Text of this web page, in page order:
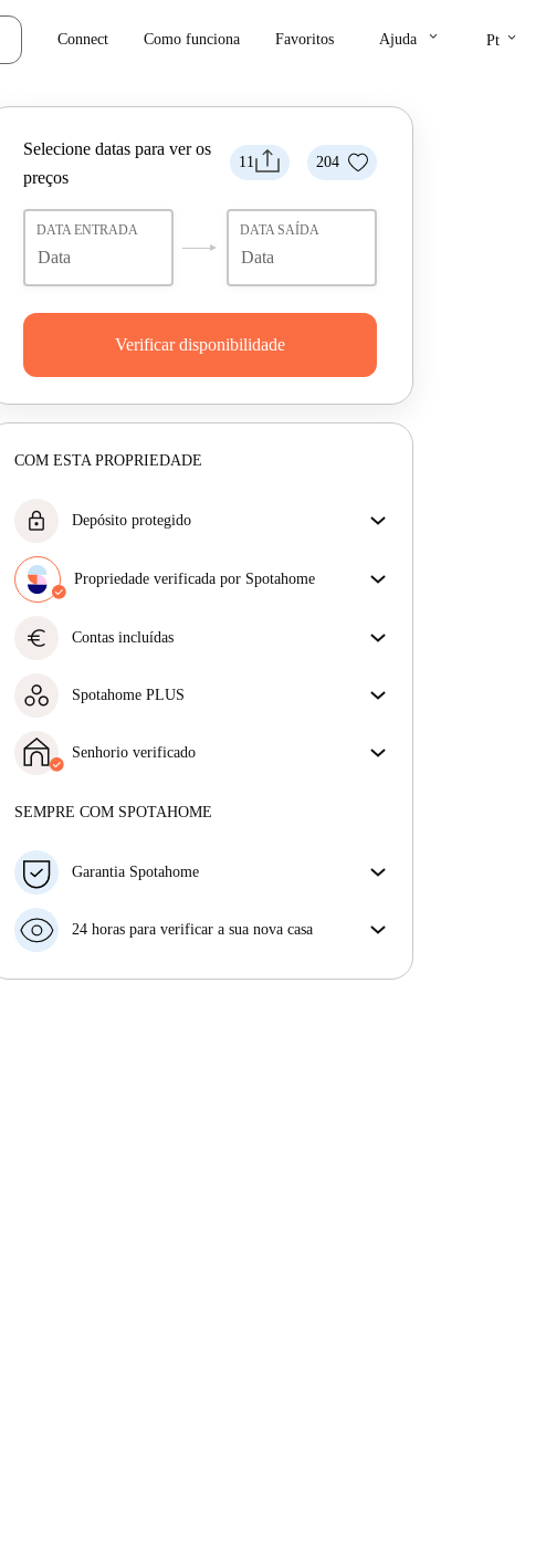
Connect Como funciona Favoritos Ajuda keyboard_arrow_down Pt keyboard_arrow_down
11 204
Selecione datas para ver os
preços
DATA ENTRADA DATA SAÍDA
Verificar disponibilidade
COM ESTA PROPRIEDADE
lock Depósito protegido
devolver o seu depósito, nós vamos fazê-lo.
Mais informações
Propriedade verificada por Spotahome
obténs exatamente o que vês no anúncio.
euro Contas incluídas
incluídas. A renda e as contas estão todas incluídas
Spotahome PLUS
inquilinos ao fornecer acesso aos mais altos padrões
de segurança e suporte adicional durante o
Senhorio verificado
Mais sobre este senhorio
SEMPRE COM SPOTAHOME
Garantia Spotahome
antecedência, nós iremos A) pagar um hotel e ajudá-
seu dinheiro na totalidade.
24 horas para verificar a sua nova casa